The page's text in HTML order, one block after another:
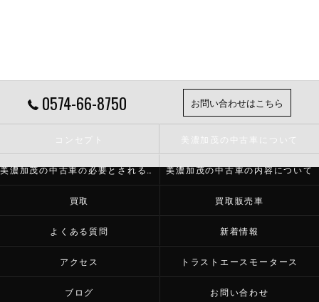
0574-66-8750 お問い合わせはこちら
コンセプト 美濃加茂の中古車について
美濃加茂の中古車の必要とされる理由 美濃加茂の中古車の内容について
買取 買取販売車
よくある質問 新着情報
アクセス トラストエースモータース
ブログ お問い合わせ